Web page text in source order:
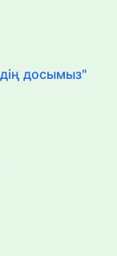
досымыз"